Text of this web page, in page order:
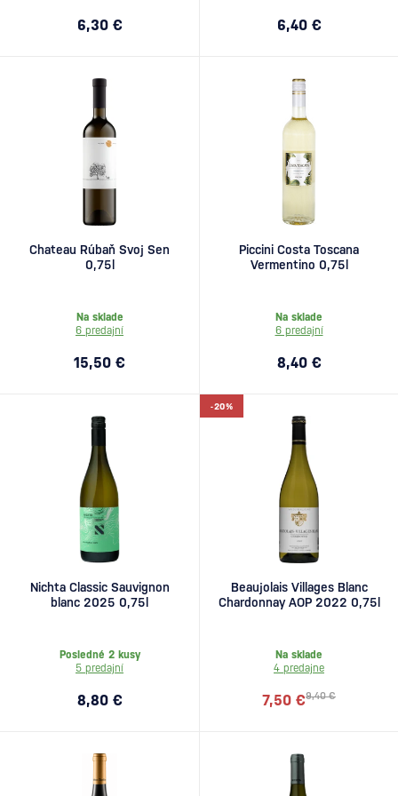
6,30 € 6,40 €
Chateau Rúbaň Svoj Sen
0,75l
Na sklade
6 predajní
15,50 €
Piccini Costa Toscana
Vermentino 0,75l
Na sklade
6 predajní
8,40 €
Nichta Classic Sauvignon
blanc 2025 0,75l
Posledné 2 kusy
5 predajní
8,80 €
-20%
Beaujolais Villages Blanc
Chardonnay AOP 2022 0,75l
Na sklade
4 predajne
9,40 €
7,50 €